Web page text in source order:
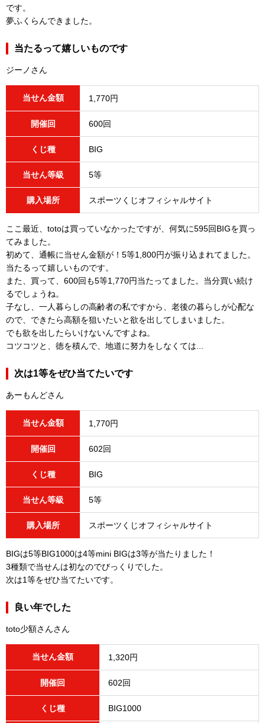
です。
夢ふくらんできました。
当たるって嬉しいものです
ジーノさん
当せん金額 1,770円
開催回 600回
くじ種 BIG
当せん等級 5等
購入場所 スポーツくじオフィシャルサイト
ここ最近、totoは買っていなかったですが、何気に595回BIGを買っ
てみました。
初めて、通帳に当せん金額が！5等1,800円が振り込まれてました。
当たるって嬉しいものです。
また、買って、600回も5等1,770円当たってました。当分買い続け
るでしょうね。
子なし、一人暮らしの高齢者の私ですから、老後の暮らしが心配な
ので、できたら高額を狙いたいと欲を出してしまいました。
でも欲を出したらいけないんですよね。
コツコツと、徳を積んで、地道に努力をしなくては...
次は1等をぜひ当てたいです
あーもんどさん
当せん金額 1,770円
開催回 602回
くじ種 BIG
当せん等級 5等
購入場所 スポーツくじオフィシャルサイト
BIGは5等BIG1000は4等mini BIGは3等が当たりました！
3種類で当せんは初なのでびっくりでした。
次は1等をぜひ当てたいです。
良い年でした
toto少額さんさん
当せん金額 1,320円
開催回 602回
くじ種 BIG1000